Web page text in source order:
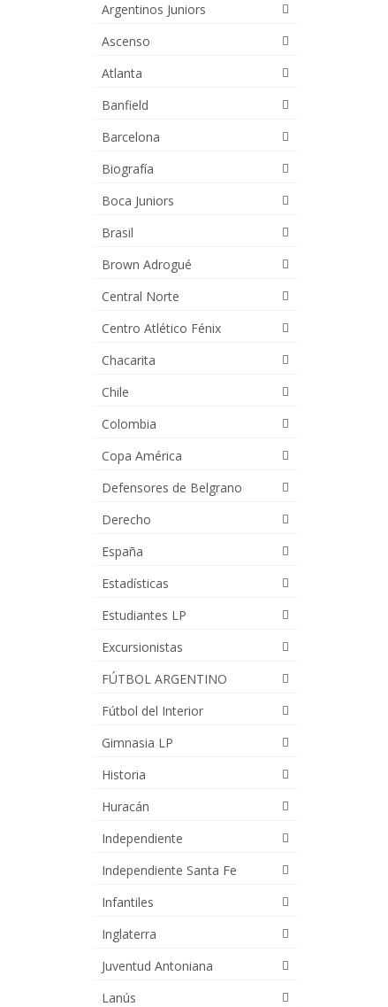
Argentinos Juniors
Ascenso
Atlanta
Banfield
Barcelona
Biografía
Boca Juniors
Brasil
Brown Adrogué
Central Norte
Centro Atlético Fénix
Chacarita
Chile
Colombia
Copa América
Defensores de Belgrano
Derecho
España
Estadísticas
Estudiantes LP
Excursionistas
FÚTBOL ARGENTINO
Fútbol del Interior
Gimnasia LP
Historia
Huracán
Independiente
Independiente Santa Fe
Infantiles
Inglaterra
Juventud Antoniana
Lanús